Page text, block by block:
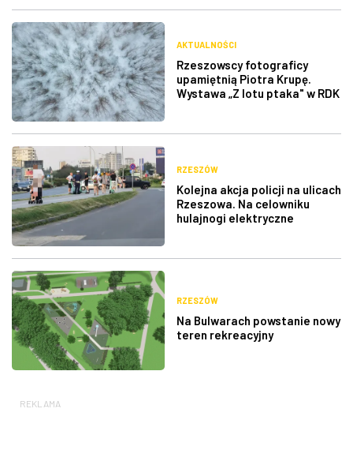
AKTUALNOŚCI
Rzeszowscy fotograficy
upamiętnią Piotra Krupę.
Wystawa „Z lotu ptaka" w RDK
RZESZÓW
Kolejna akcja policji na ulicach
Rzeszowa. Na celowniku
hulajnogi elektryczne
RZESZÓW
Na Bulwarach powstanie nowy
teren rekreacyjny
REKLAMA